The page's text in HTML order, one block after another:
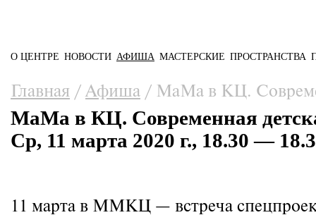
Главное меню
О ЦЕНТРЕ НОВОСТИ АФИША МАСТЕРСКИЕ ПРОСТРАНСТВА
Вы здесь
Главная / Афиша / МаМа в КЦ.
МаМа в КЦ. Современная
Ср, 11 марта 2020 г., 18.30 —
11 марта в ММКЦ — встреча